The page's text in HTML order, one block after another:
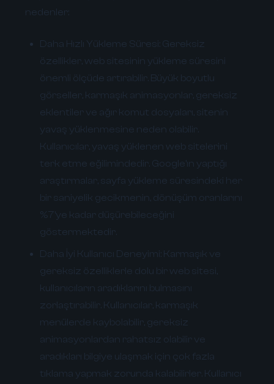
nedenler:
Daha Hızlı Yükleme Süresi: Gereksiz
özellikler, web sitesinin yükleme süresini
önemli ölçüde artırabilir. Büyük boyutlu
görseller, karmaşık animasyonlar, gereksiz
eklentiler ve ağır komut dosyaları, sitenin
yavaş yüklenmesine neden olabilir.
Kullanıcılar, yavaş yüklenen web sitelerini
terk etme eğilimindedir. Google'ın yaptığı
araştırmalar, sayfa yükleme süresindeki her
bir saniyelik gecikmenin, dönüşüm oranlarını
%7'ye kadar düşürebileceğini
göstermektedir.
Daha İyi Kullanıcı Deneyimi: Karmaşık ve
gereksiz özelliklerle dolu bir web sitesi,
kullanıcıların aradıklarını bulmasını
zorlaştırabilir. Kullanıcılar, karmaşık
menülerde kaybolabilir, gereksiz
animasyonlardan rahatsız olabilir ve
aradıkları bilgiye ulaşmak için çok fazla
tıklama yapmak zorunda kalabilirler. Kullanıcı